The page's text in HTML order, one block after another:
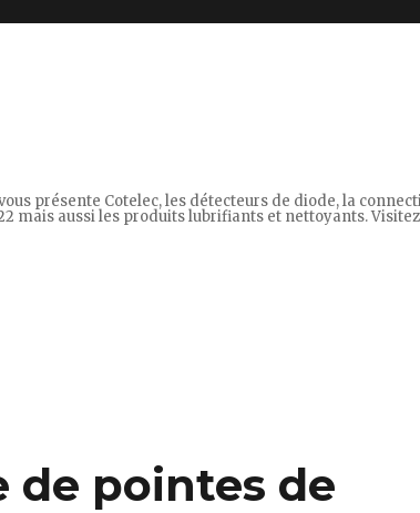
présente Cotelec, les détecteurs de diode, la
mais aussi les produits lubrifiants et nettoyants.
de pointes de